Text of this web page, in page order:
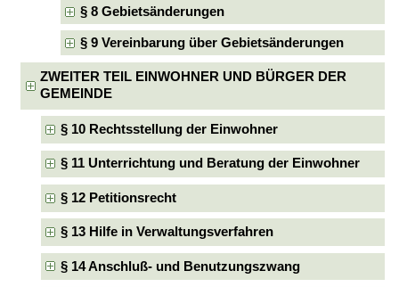
§ 8 Gebietsänderungen
§ 9 Vereinbarung über Gebietsänderungen
ZWEITER TEIL EINWOHNER UND BÜRGER DER
GEMEINDE
§ 10 Rechtsstellung der Einwohner
§ 11 Unterrichtung und Beratung der Einwohner
§ 12 Petitionsrecht
§ 13 Hilfe in Verwaltungsverfahren
§ 14 Anschluß- und Benutzungszwang